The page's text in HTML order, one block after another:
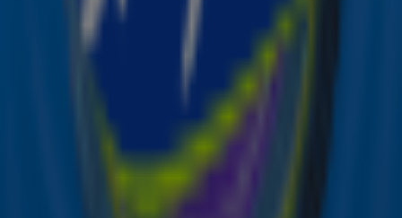
Ontvang onze nieuwsbrief
Meld je aan voor de nieuwsbrief van Sky Radio en blijf op
de hoogte van alle leuke winacties en het laatste nieuws
over je favoriete Sky-artiesten.
Aanmelden
Meld je aan voor onze wekelijkse nieuwsbrief met daarin
het laatste nieuws en aanbiedingen die wijzelf of in
samenwerking met onze partners organiseren. Je kunt je
op ieder moment afmelden. Zie voor meer informatie de